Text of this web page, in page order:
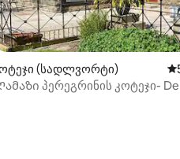
5‑დან 4,86, 4210
(სადლვორტი)
პერეგრინის კოტეჯი-